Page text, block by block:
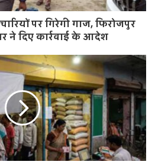
पर गिरेगी गाज, फिरोजपुर
ने दिए कार्रवाई के आदेश